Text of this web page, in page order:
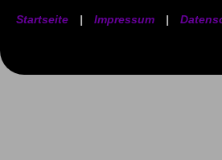
Startseite | Impressum |